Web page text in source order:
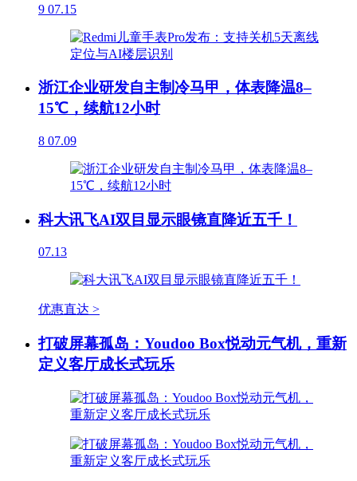
9 07.15
浙江企业研发自主制冷马甲，体表降温8–
15℃，续航12小时
8 07.09
科大讯飞AI双目显示眼镜直降近五千！
07.13
优惠直达 >
打破屏幕孤岛：Youdoo Box悦动元气机，重新
定义客厅成长式玩乐